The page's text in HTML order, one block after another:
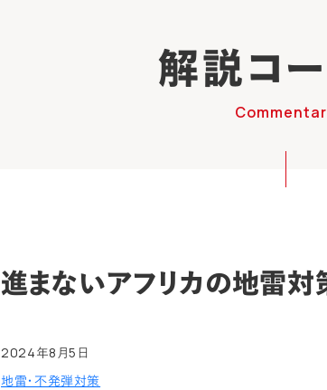
解説コ
進まないアフリカの地雷対
2024年8月5日
地雷・不発弾対策